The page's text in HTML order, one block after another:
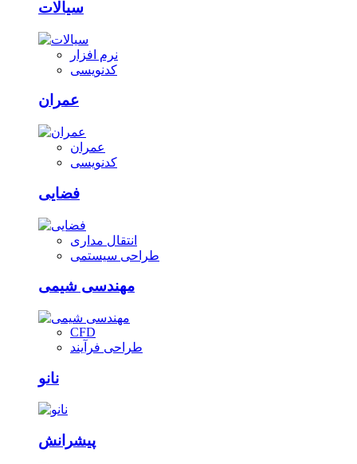
سیالات
نرم افزار
کدنویسی
عمران
عمران
کدنویسی
فضایی
انتقال مداری
طراحی سیستمی
مهندسی شیمی
CFD
طراحی فرآیند
نانو
پیشرانش